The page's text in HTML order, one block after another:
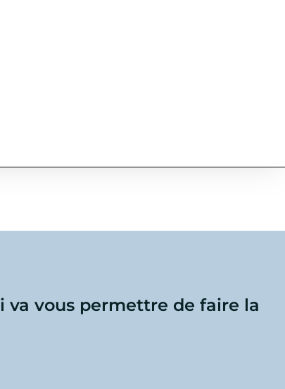
va vous permettre de faire la